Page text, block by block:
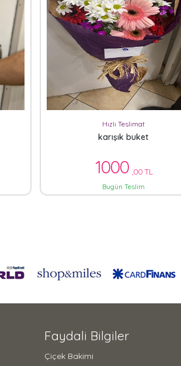
Hızlı Teslimat
karışık buket
1000 ,00 TL
Bugün Teslim
Faydali Bilgiler
Çiçek Bakimi